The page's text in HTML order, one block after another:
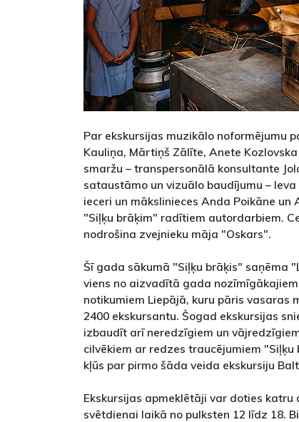
Par ekskursijas muzikālo noformējumu
Kauliņa, Mārtiņš Zālīte, Anete
smaržu – transpersonālā konsultante
sataustāmo un vizuālo baudījumu –
ieceri un mākslinieces Anda Poikāne
"Siļķu brāķim" radītiem autordarbiem.
nodrošina zvejnieku māja "Oskars".
Šī gada sākumā "Siļķu brāķis" saņēma
viens no aizvadītā gada
notikumiem Liepājā, kuru pāris vasaras
2400 ekskursantu. Šogad ekskursijas
izbaudīt arī neredzīgiem un
cilvēkiem ar redzes traucējumiem
kļūs par pirmo šāda veida ekskursiju
Ekskursijas apmeklētāji var doties
svētdienai laikā no pulksten 12 līdz 18.